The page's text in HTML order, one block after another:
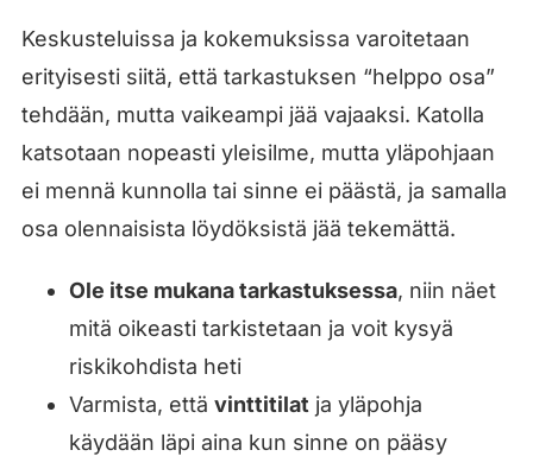
Keskusteluissa ja kokemuksissa varoitetaan
erityisesti siitä, että tarkastuksen “helppo osa”
tehdään, mutta vaikeampi jää vajaaksi. Katolla
katsotaan nopeasti yleisilme, mutta yläpohjaan
ei mennä kunnolla tai sinne ei päästä, ja samalla
osa olennaisista löydöksistä jää tekemättä.
Ole itse mukana tarkastuksessa, niin näet
mitä oikeasti tarkistetaan ja voit kysyä
riskikohdista heti
Varmista, että vinttitilat ja yläpohja
käydään läpi aina kun sinne on pääsy